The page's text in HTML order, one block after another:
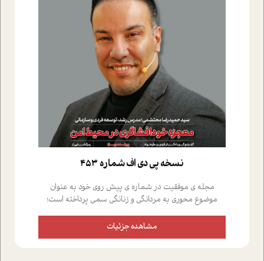
نسخه پي دي اف شماره 453
مجله ی موفقیت در شماره ی پیش روی خود به عنوان
موضوع محوری به مردانگی و زنانگی سمی پرداخته است؛
علیخواه، جامعه شناس در بخش های مختلف تلاش کرده ایم
از دریچه های گوناگون به این موضوع مهم بپردازیم.فصل
مشاهده جزئیات